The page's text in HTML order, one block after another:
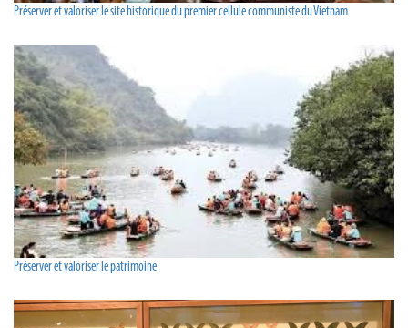
Préserver et valoriser le site historique du premier cellule communiste du Vietnam
Préserver et valoriser le patrimoine